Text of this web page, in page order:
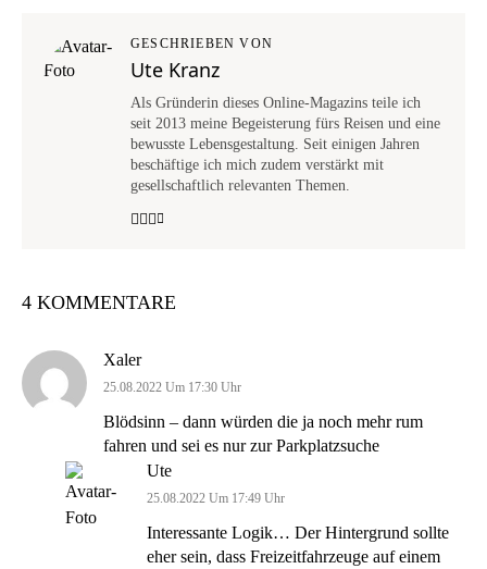
GESCHRIEBEN VON
Ute Kranz
Als Gründerin dieses Online-Magazins teile ich
seit 2013 meine Begeisterung fürs Reisen und eine
bewusste Lebensgestaltung. Seit einigen Jahren
beschäftige ich mich zudem verstärkt mit
gesellschaftlich relevanten Themen.
4 KOMMENTARE
Xaler
25.08.2022 Um 17:30 Uhr
Blödsinn – dann würden die ja noch mehr rum
fahren und sei es nur zur Parkplatzsuche
Ute
25.08.2022 Um 17:49 Uhr
Interessante Logik… Der Hintergrund sollte
eher sein, dass Freizeitfahrzeuge auf einem